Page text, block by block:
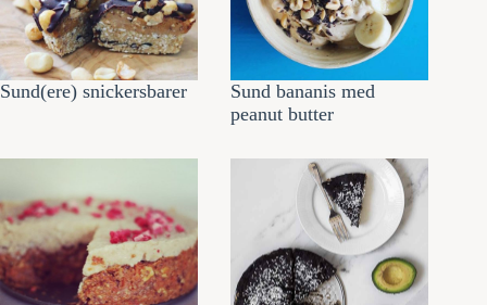
Sund(ere) snickersbarer
Sund bananis med
peanut butter